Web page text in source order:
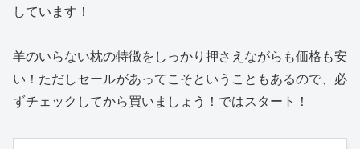
しています！
羊のいらない枕の特徴をしっかり押さえながらも価格も安
い！ただしセールがあってこそということもあるので、必
ずチェックしてから買いましょう！ではスタート！